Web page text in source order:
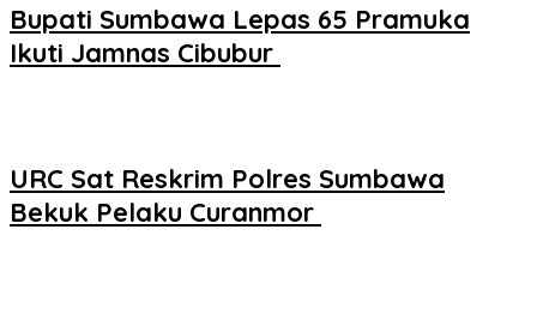
Bupati Sumbawa Lepas 65 Pramuka
Ikuti Jamnas Cibubur ‎
URC Sat Reskrim Polres Sumbawa
Bekuk Pelaku Curanmor ‎